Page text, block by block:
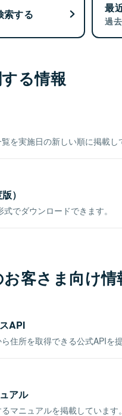
索する 最
過
る情報
を実施日の新しい順に掲載し
）
でダウンロードできます。
客さま向け情
API
住所を取得できる公式APIを提
アル
マニュアルを掲載しています。